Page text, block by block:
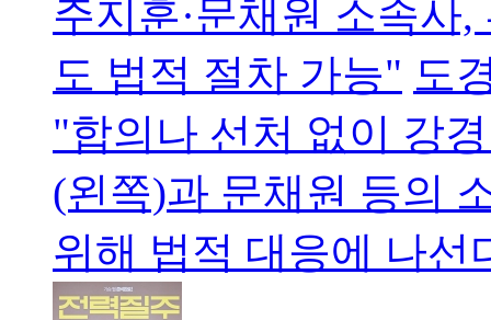
주지훈·문채원 소속
도 법적 절차 가능" 도
"합의나 선처 없이 강
(왼쪽)과 문채원 등의
위해 법적 대응에 나선